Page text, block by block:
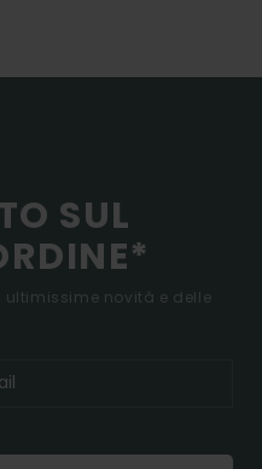
SUL
novità e delle